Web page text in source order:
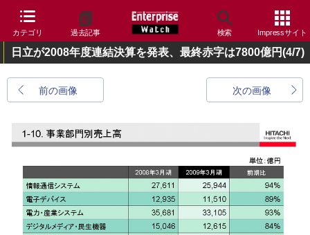
カテゴリ 過去記事 検索 Impressサイト
日立が2008年度連結決算を発表、最終赤字は7800億円(4/7)
前の画像 次の画像